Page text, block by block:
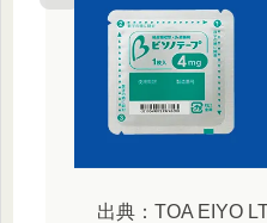
出典：TOA EIYO